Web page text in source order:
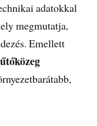
adatokkal
megmutatja,
Emellett